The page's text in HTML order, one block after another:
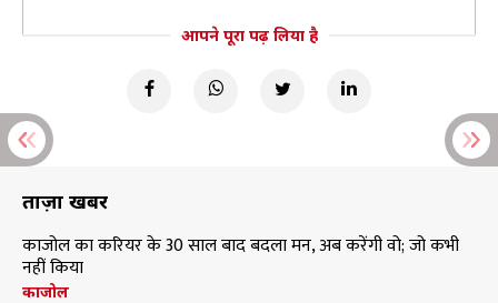
आपने पूरा पढ़ लिया है
ताज़ा खबरें
काजोल का करियर के 30 साल बाद बदला मन, अब करेंगी वो; जो कभी
नहीं किया
काजोल